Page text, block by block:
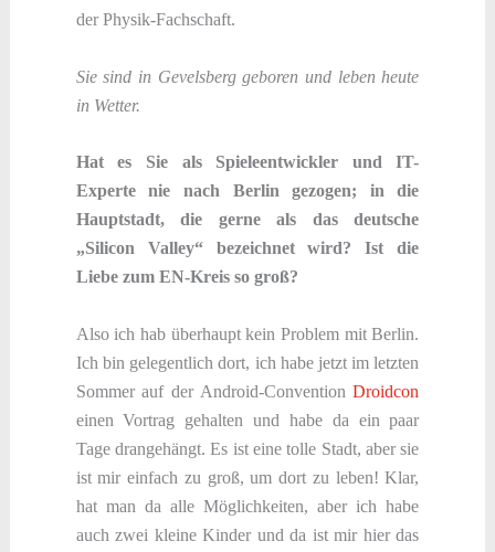
der Physik-Fachschaft.
Sie sind in Gevelsberg geboren und leben heute
in Wetter.
Hat es Sie als Spieleentwickler und IT-
Experte nie nach Berlin gezogen; in die
Hauptstadt, die gerne als das deutsche
„Silicon Valley“ bezeichnet wird? Ist die
Liebe zum EN-Kreis so groß?
Also ich hab überhaupt kein Problem mit Berlin.
Ich bin gelegentlich dort, ich habe jetzt im letzten
Sommer auf der Android-ConventionDroidcon
einen Vortrag gehalten und habe da ein paar
Tage drangehängt. Es ist eine tolle Stadt, aber sie
ist mir einfach zu groß, um dort zu leben! Klar,
hat man da alle Möglichkeiten, aber ich habe
auch zwei kleine Kinder und da ist mir hier das